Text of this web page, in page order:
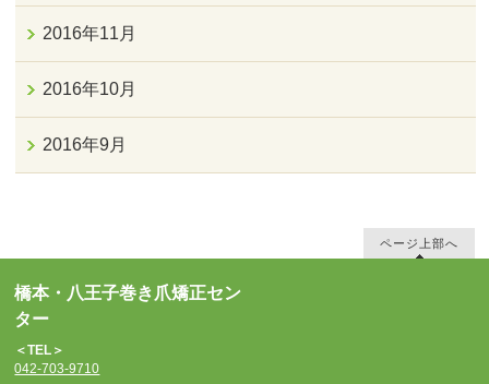
2016年11月
2016年10月
2016年9月
ページ上部へ
橋本・八王子巻き爪矯正セン
ター
＜TEL＞
042-703-9710